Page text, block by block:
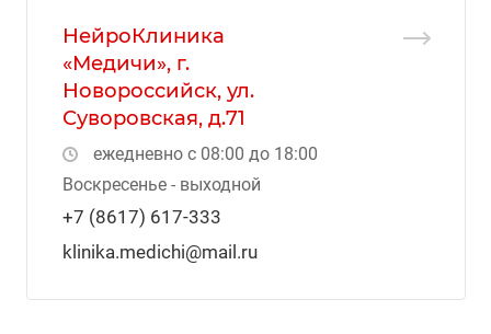
НейроКлиника
«Медичи», г.
Новороссийск, ул.
Суворовская, д.71
ежедневно с 08:00 до 18:00
Воскресенье - выходной
+7 (8617) 617-333
klinika.medichi@mail.ru